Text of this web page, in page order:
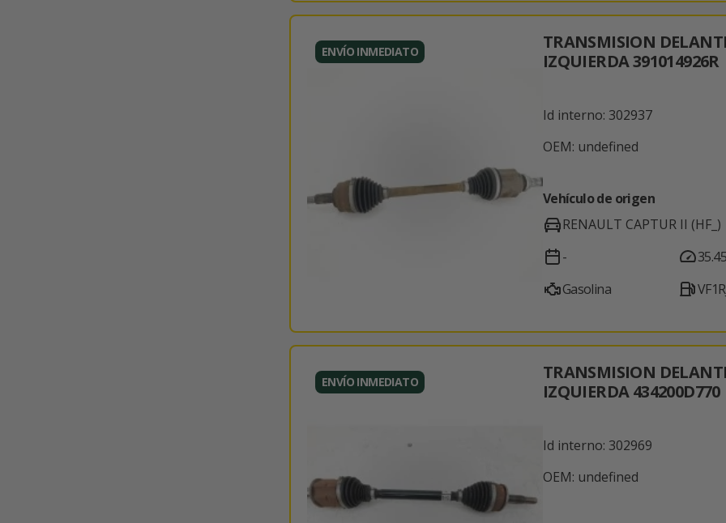
ENVÍO INMEDIATO
TRANSMISION
IZQUIERDA 391014926R
Id interno: 302937
OEM: undefined
Vehículo de origen
RENAULT CAPTUR II (HF_)
-
Gasolina
ENVÍO INMEDIATO
TRANSMISION
IZQUIERDA 434200D770
Id interno: 302969
OEM: undefined